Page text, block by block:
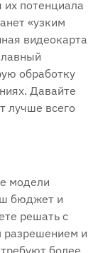
их потенциала
«узким
видеокарта
обработку
Давайте
лучше всего
модели
бюджет и
решать с
и
более